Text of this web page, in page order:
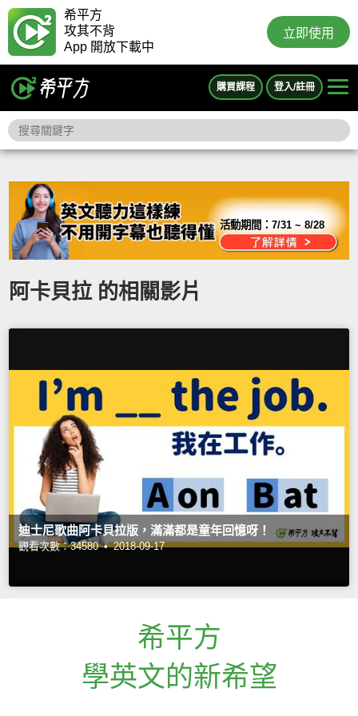
希平方
攻其不背
App 開放下載中
立即使用
購買課程 登入/註冊
活動期間：7/31 ~ 8/28
阿卡貝拉 的相關影片
迪士尼歌曲阿卡貝拉版，滿滿都是童年回憶呀！
觀看次數：34580 • 2018-09-17
希平方
學英文的新希望